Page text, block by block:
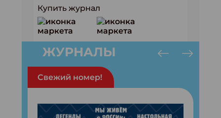
Купить журнал
ЖУРНАЛЫ
Свежий номер!